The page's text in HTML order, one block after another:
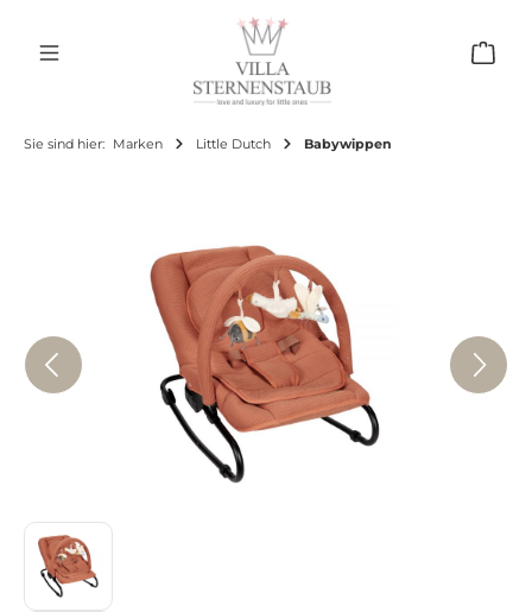
Sie sind hier: Marken Little Dutch Babywippen